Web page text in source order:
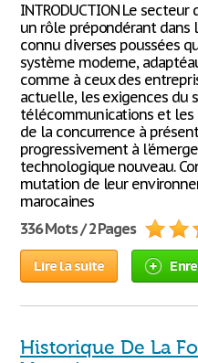
INTRODUCTION Le
un rôle prépondérant dans
connu diverses poussées
système moderne,
comme à ceux des
actuelle, les exigences du
télécommunications et
de la concurrence à
progressivement à
technologique nouveau.
mutation de leur
marocaines
336 Mots / 2 Pages
Lire la suite
Historique De La